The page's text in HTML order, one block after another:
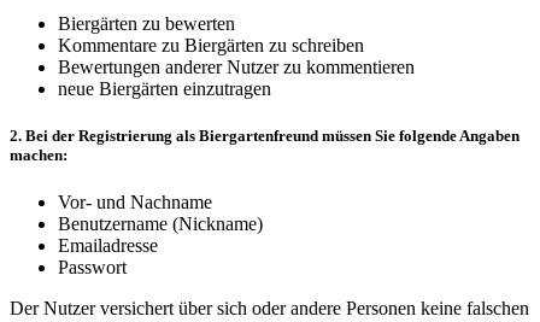
Biergärten zu bewerten
Kommentare zu Biergärten zu schreiben
Bewertungen anderer Nutzer zu kommentieren
neue Biergärten einzutragen
2. Bei der Registrierung als Biergartenfreund müssen Sie folgende Angaben
machen:
Vor- und Nachname
Benutzername (Nickname)
Emailadresse
Passwort
Der Nutzer versichert über sich oder andere Personen keine falschen